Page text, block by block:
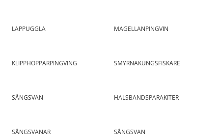
LAPPUGGLA MAGELLANPINGVIN
KLIPPHOPPARPINGVING SMYRNAKUNGSFISKARE
SÅNGSVAN HALSBANDSPARAKITER
SÅNGSVANAR SÅNGSVAN